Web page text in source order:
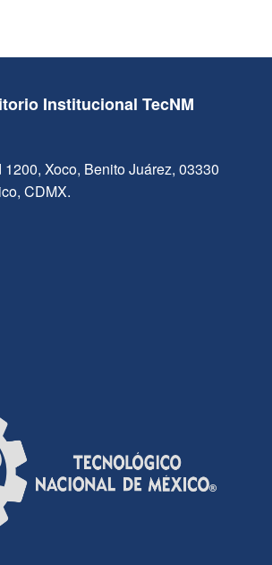
Institucional TecNM
Xoco, Benito Juárez, 03330
CDMX.